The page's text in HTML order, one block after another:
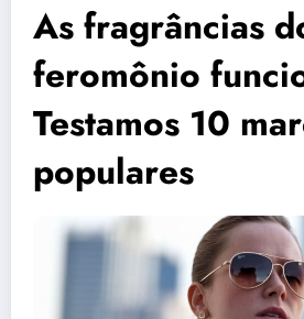
As fragrâncias
feromônio
Testamos 10
populares